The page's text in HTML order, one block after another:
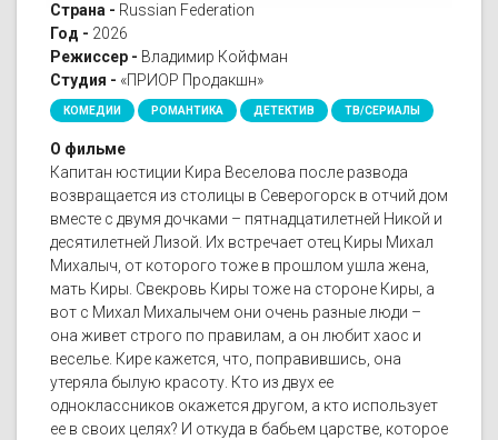
Страна - Russian Federation
Год - 2026
Режиссер - Владимир Койфман
Студия - «ПРИОР Продакшн»
КОМЕДИИ РОМАНТИКА ДЕТЕКТИВ ТВ/СЕРИАЛЫ
О фильме
Капитан юстиции Кира Веселова после развода
возвращается из столицы в Северогорск в отчий дом
вместе с двумя дочками – пятнадцатилетней Никой и
десятилетней Лизой. Их встречает отец Киры Михал
Михалыч, от которого тоже в прошлом ушла жена,
мать Киры. Свекровь Киры тоже на стороне Киры, а
вот с Михал Михалычем они очень разные люди –
она живет строго по правилам, а он любит хаос и
веселье. Кире кажется, что, поправившись, она
утеряла былую красоту. Кто из двух ее
одноклассников окажется другом, а кто использует
ее в своих целях? И откуда в бабьем царстве, которое